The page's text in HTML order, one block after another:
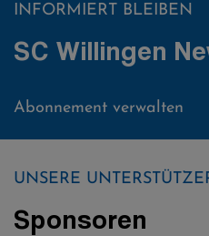
INFORMIERT BLEIBEN
SC Willingen
Abonnement verwalten
UNSERE
Sponsoren